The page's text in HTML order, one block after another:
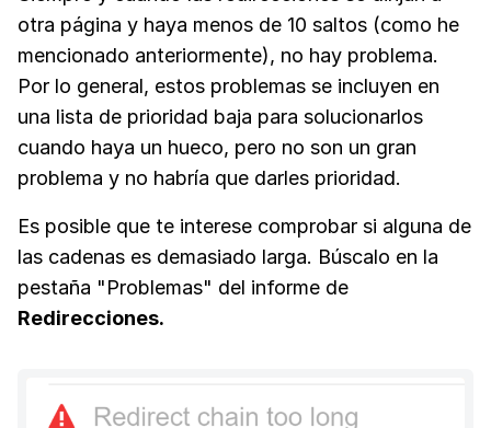
otra página y haya menos de 10 saltos (como he
mencionado anteriormente), no hay problema.
Por lo general, estos problemas se incluyen en
una lista de prioridad baja para solucionarlos
cuando haya un hueco, pero no son un gran
problema y no habría que darles prioridad.
Es posible que te interese comprobar si alguna de
las cadenas es demasiado larga. Búscalo en la
pestaña "Problemas" del informe de
Redirecciones.